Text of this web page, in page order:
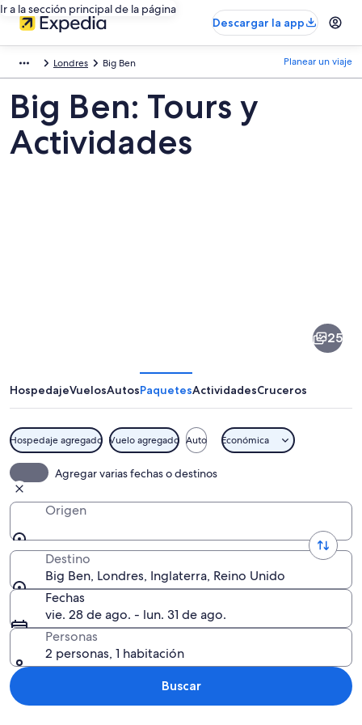
Ir a la sección principal de la página
Descargar la app
Londres Big Ben Planear un viaje
Big Ben: Tours y
Actividades
25
HospedajeVuelosAutosPaquetesActividadesCruceros
Hospedaje agregado Vuelo agregado Auto Económica
Agregar varias fechas o destinos
Origen
Destino
Big Ben, Londres, Inglaterra, Reino Unido
Fechas
vie. 28 de ago. - lun. 31 de ago.
Personas
2 personas, 1 habitación
Buscar